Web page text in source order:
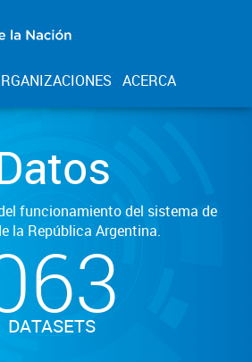
ACERCA
funcionamiento del sistema de
la República Argentina.
DATASETS